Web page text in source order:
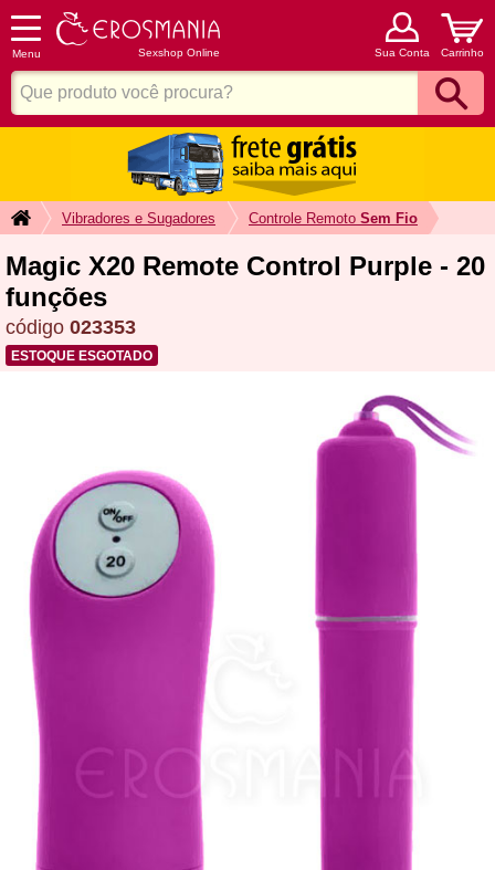
Menu Sexshop Online Sua Conta Carrinho
Vibradores e Sugadores Controle Remoto Sem Fio
Magic X20 Remote Control Purple - 20
funções
código 023353
ESTOQUE ESGOTADO